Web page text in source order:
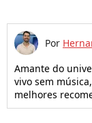
Por
Amante do
vivo sem
melhores